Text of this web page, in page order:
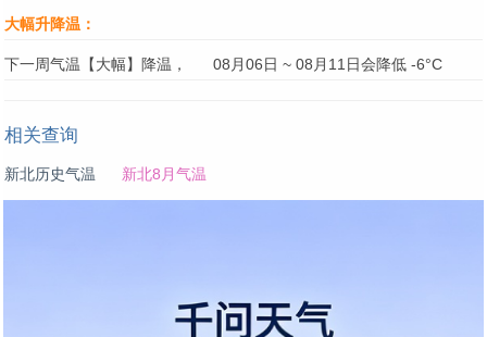
大幅升降温：
下一周气温【大幅】降温， 08月06日 ~ 08月11日会降低 -6°C
相关查询
新北历史气温 新北8月气温